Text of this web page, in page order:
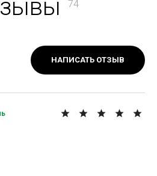
74
НАПИСАТЬ ОТЗЫВ